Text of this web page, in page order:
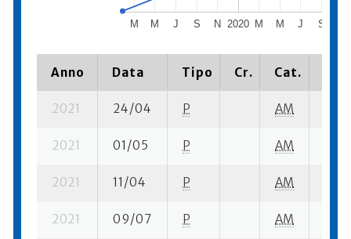
2020
M M J S N M M J S
Anno Data Tipo Cr. Cat.
2021 24/04 P AM
2021 01/05 P AM
2021 11/04 P AM
2021 09/07 P AM